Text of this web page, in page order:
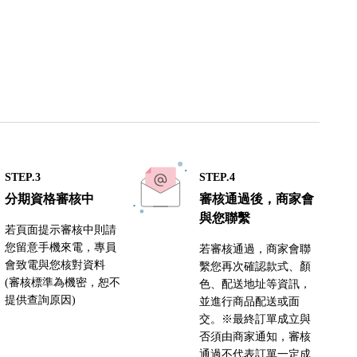
STEP.3
分期資格審核中
若頁面提示審核中則請
您留意手機來電，專員
會致電與您核對資料
(審核標準為機密，恕不
提供查詢原因)
STEP.4
審核通過後，商家會
與您聯繫
若審核通過，商家會聯
繫您再次確認款式、顏
色、配送地址等資訊，
並進行商品配送或面
交。※最終訂單成立與
否須由商家通知，審核
通過不代表訂單一定成